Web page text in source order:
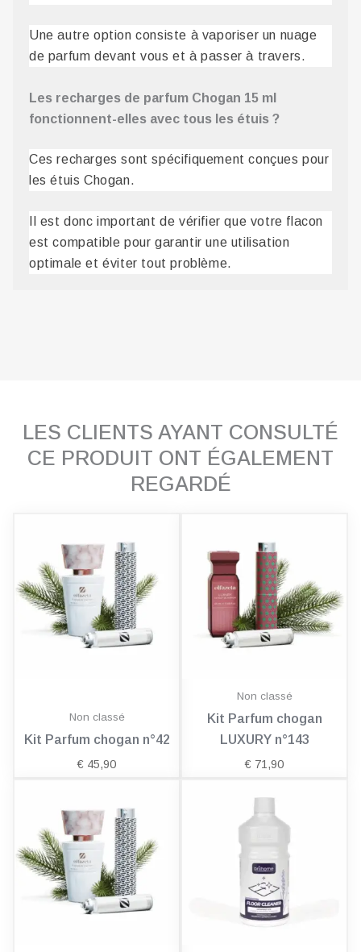
Une autre option consiste à vaporiser un nuage
de parfum devant vous et à passer à travers.
Les recharges de parfum Chogan 15 ml
fonctionnent-elles avec tous les étuis ?
Ces recharges sont spécifiquement conçues pour
les étuis Chogan.
Il est donc important de vérifier que votre flacon
est compatible pour garantir une utilisation
optimale et éviter tout problème.
LES CLIENTS AYANT CONSULTÉ
CE PRODUIT ONT ÉGALEMENT
REGARDÉ
Non classé
Kit Parfum chogan n°42
€ 45,90
Non classé
Kit Parfum chogan
LUXURY n°143
€ 71,90